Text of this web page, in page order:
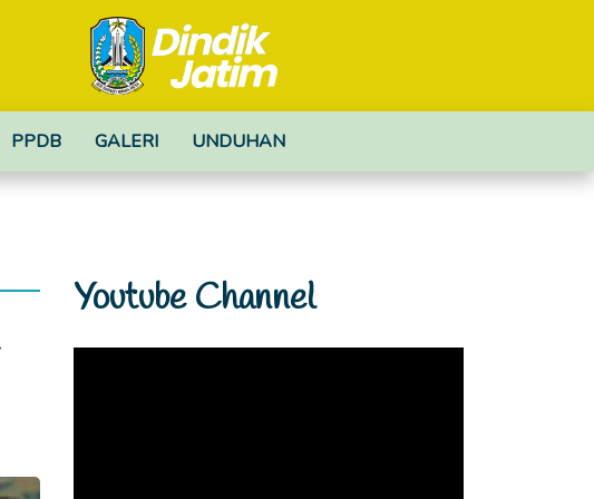
PPDB GALERI UNDUHAN
Youtube Channel